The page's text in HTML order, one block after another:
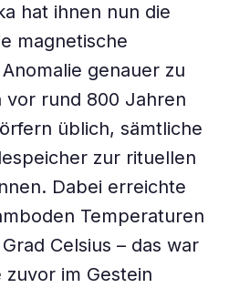
hat ihnen nun die
magnetische
genauer zu
vor rund 800 Jahren
üblich, sämtliche
zur rituellen
Dabei erreichte
Temperaturen
Celsius – das war
im Gestein